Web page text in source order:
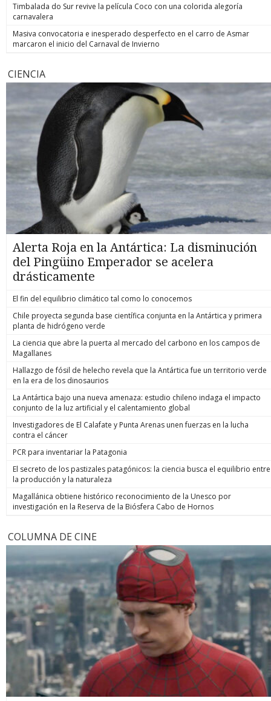
Timbalada do Sur revive la película Coco con una colorida alegoría
carnavalera
Masiva convocatoria e inesperado desperfecto en el carro de Asmar
marcaron el inicio del Carnaval de Invierno
CIENCIA
Alerta Roja en la Antártica: La disminución
del Pingüino Emperador se acelera
drásticamente
El fin del equilibrio climático tal como lo conocemos
Chile proyecta segunda base científica conjunta en la Antártica y primera
planta de hidrógeno verde
La ciencia que abre la puerta al mercado del carbono en los campos de
Magallanes
Hallazgo de fósil de helecho revela que la Antártica fue un territorio verde
en la era de los dinosaurios
La Antártica bajo una nueva amenaza: estudio chileno indaga el impacto
conjunto de la luz artificial y el calentamiento global
Investigadores de El Calafate y Punta Arenas unen fuerzas en la lucha
contra el cáncer
PCR para inventariar la Patagonia
El secreto de los pastizales patagónicos: la ciencia busca el equilibrio entre
la producción y la naturaleza
Magallánica obtiene histórico reconocimiento de la Unesco por
investigación en la Reserva de la Biósfera Cabo de Hornos
COLUMNA DE CINE